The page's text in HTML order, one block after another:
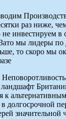
раз ниже,
инвестируем в
Зато мы лидеры
то скоро мы
к
долгосрочной
значительной